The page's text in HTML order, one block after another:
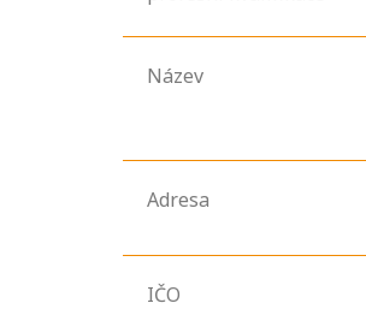
Název
Adresa
IČO